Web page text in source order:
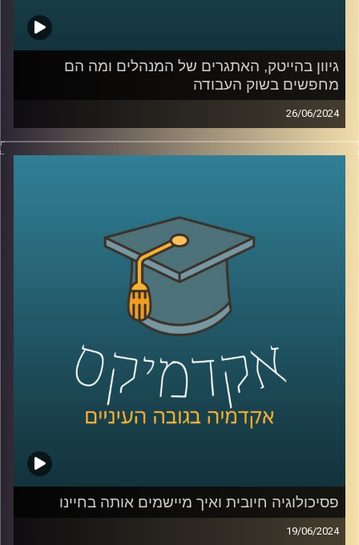
קרדיט תמונות:AudioVersity
גיוון בהייטק, האתגרים של המנהלים ומה הם
מחפשים בשוק העבודה
26/06/2024
בימים כה קשים של חוסר ודאות יש צורך במנהיגות עסקית,
חברתית וציבורית חזקה וגם צורך בגיוון משמעותי בין היתר
אז כחלק מהמאמצים לספק הזדמנות שווה לתושבי העוטף
להשתלב בהייטק ולחזק את הדרום בתקופה הזו ולמרות
שהענף מתמודד עם ירידה בגיוסי ההון, בית הספר להייטק של
גוגל ואוניברסיטת רייכמן, בשיתוף עם אמדוקס ישראל ועיריית
שדרות, השיקו בימים אלו שלוחה של בית הספר להייטק
הכשרת מנהלים ובית הספר להייטק של Google ואוניברסיטת
בית הספר ללימודי הייטק של אוניברסיטת רייכמן ו-Google:
https://www.grtech.co.il/
פסיכולוגיה חיובית ואיך מיישמים אותה בחיינו
19/06/2024